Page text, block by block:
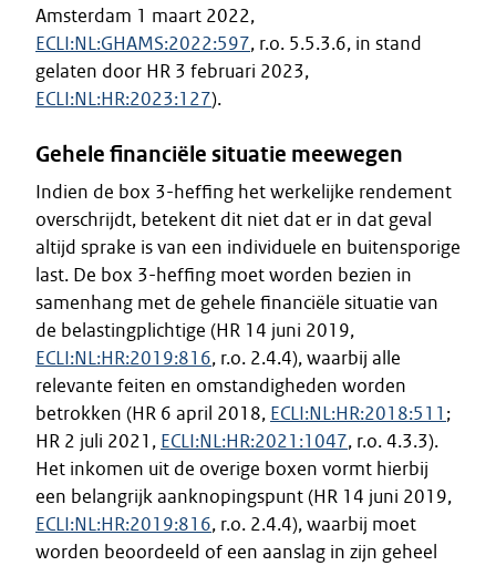
Amsterdam 1 maart 2022,
ECLI:NL:GHAMS:2022:597, r.o. 5.5.3.6, in stand
gelaten door HR 3 februari 2023,
ECLI:NL:HR:2023:127).
Gehele financiële situatie meewegen
Indien de box 3-heffing het werkelijke rendement
overschrijdt, betekent dit niet dat er in dat geval
altijd sprake is van een individuele en buitensporige
last. De box 3-heffing moet worden bezien in
samenhang met de gehele financiële situatie van
de belastingplichtige (HR 14 juni 2019,
ECLI:NL:HR:2019:816, r.o. 2.4.4), waarbij alle
relevante feiten en omstandigheden worden
betrokken (HR 6 april 2018, ECLI:NL:HR:2018:511 ;
HR 2 juli 2021, ECLI:NL:HR:2021:1047, r.o. 4.3.3).
Het inkomen uit de overige boxen vormt hierbij
een belangrijk aanknopingspunt (HR 14 juni 2019,
ECLI:NL:HR:2019:816, r.o. 2.4.4), waarbij moet
worden beoordeeld of een aanslag in zijn geheel